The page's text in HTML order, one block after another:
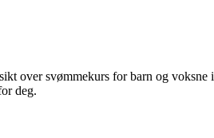
over svømmekurs for barn og voksne i
deg.